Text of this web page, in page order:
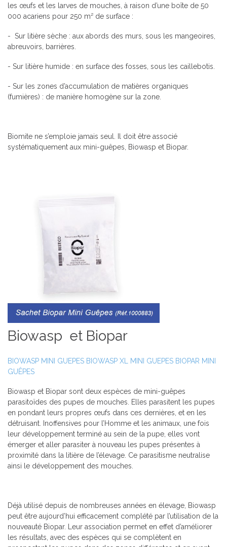
les œufs et les larves de mouches, à raison d’une boîte de 50
000 acariens pour 250 m² de surface :
- Sur litière sèche : aux abords des murs, sous les mangeoires,
abreuvoirs, barrières.
- Sur litière humide : en surface des fosses, sous les caillebotis.
- Sur les zones d’accumulation de matières organiques
(fumières) : de manière homogène sur la zone.
Biomite ne s’emploie jamais seul. Il doit être associé
systématiquement aux mini-guêpes, Biowasp et Biopar.
Biowasp et Biopar
BIOWASP MINI GUEPES BIOWASP XL MINI GUEPES BIOPAR MINI
GUÊPES
Biowasp et Biopar sont deux espèces de mini-guêpes
parasitoïdes des pupes de mouches. Elles parasitent les pupes
en pondant leurs propres œufs dans ces dernières, et en les
détruisant. Inoffensives pour l’Homme et les animaux, une fois
leur développement terminé au sein de la pupe, elles vont
émerger et aller parasiter à nouveau les pupes présentes à
proximité dans la litière de l’élevage. Ce parasitisme neutralise
ainsi le développement des mouches.
Déjà utilisé depuis de nombreuses années en élevage, Biowasp
peut être aujourd’hui efficacement complété par l’utilisation de la
nouveauté Biopar. Leur association permet en effet d’améliorer
les résultats, avec des espèces qui se complètent en